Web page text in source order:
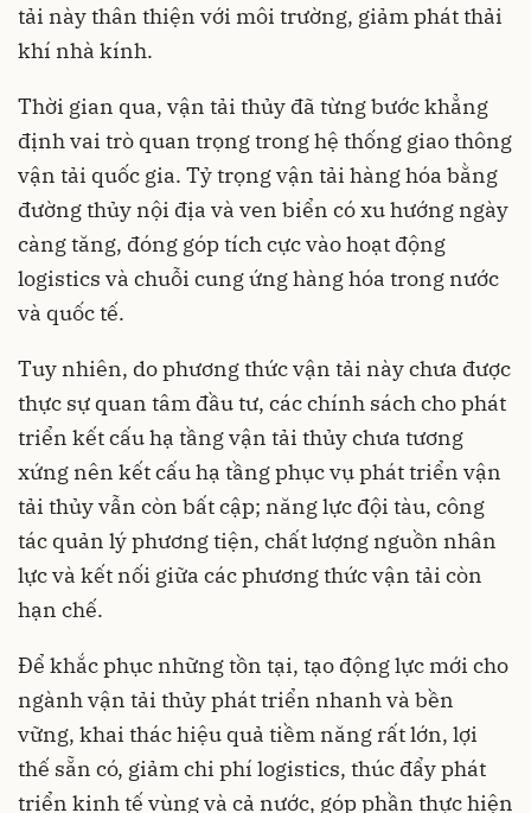
tải này thân thiện với môi trường, giảm phát thải
khí nhà kính.
Thời gian qua, vận tải thủy đã từng bước khẳng
định vai trò quan trọng trong hệ thống giao thông
vận tải quốc gia. Tỷ trọng vận tải hàng hóa bằng
đường thủy nội địa và ven biển có xu hướng ngày
càng tăng, đóng góp tích cực vào hoạt động
logistics và chuỗi cung ứng hàng hóa trong nước
và quốc tế.
Tuy nhiên, do phương thức vận tải này chưa được
thực sự quan tâm đầu tư, các chính sách cho phát
triển kết cấu hạ tầng vận tải thủy chưa tương
xứng nên kết cấu hạ tầng phục vụ phát triển vận
tải thủy vẫn còn bất cập; năng lực đội tàu, công
tác quản lý phương tiện, chất lượng nguồn nhân
lực và kết nối giữa các phương thức vận tải còn
hạn chế.
Để khắc phục những tồn tại, tạo động lực mới cho
ngành vận tải thủy phát triển nhanh và bền
vững, khai thác hiệu quả tiềm năng rất lớn, lợi
thế sẵn có, giảm chi phí logistics, thúc đẩy phát
triển kinh tế vùng và cả nước, góp phần thực hiện